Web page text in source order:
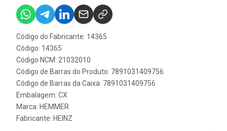
Código do Fabricante: 14365
Código: 14365
Código NCM: 21032010
Código de Barras do Produto: 7891031409756
Código de Barras da Caixa: 7891031409756
Embalagem: CX
Marca: HEMMER
Fabricante: HEINZ